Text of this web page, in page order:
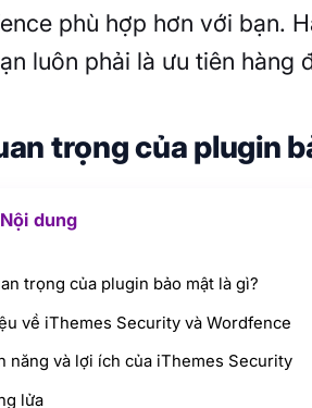
phù hợp hơn với bạn.
luôn phải là ưu tiên hàng
trọng của plugin
dung
trọng của plugin bảo mật là gì?
về iThemes Security và Wordfence
năng và lợi ích của iThemes Security
lửa